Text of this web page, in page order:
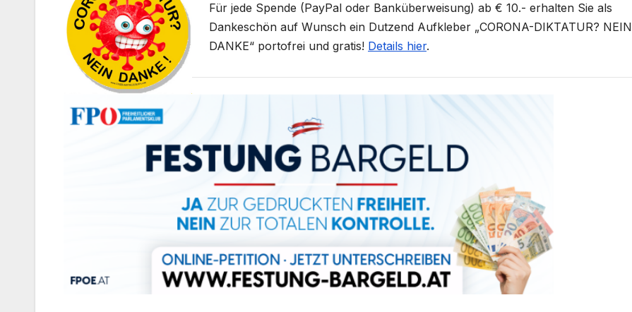
Für jede Spende (PayPal oder Banküberweisung) ab € 10.- erhalten Sie als
Dankeschön auf Wunsch ein Dutzend Aufkleber „CORONA-DIKTATUR? NEIN
DANKE“ portofrei und gratis! Details hier.